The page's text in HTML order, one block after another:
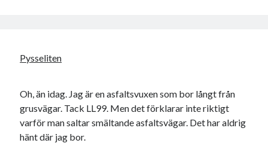
Pysseliten
Oh, än idag. Jag är en asfaltsvuxen som bor långt från
grusvägar. Tack LL99. Men det förklarar inte riktigt
varför man saltar smältande asfaltsvägar. Det har aldrig
hänt där jag bor.